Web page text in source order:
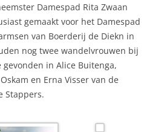
Damespad Rita Zwaan
gemaakt voor het Damespad
van Boerderij de Diekn in
nog twee wandelvrouwen bij
in Alice Buitenga,
en Erna Visser van de
Stappers.